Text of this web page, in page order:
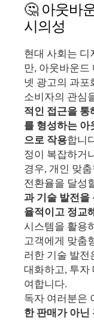
🤔 아웃바
시의성
현대 사회는 디
만, 아웃바운드
넷 광고의 과포
소비자의 관심
적인 접근을 통
를 형성하는 아
으로 작용합니
정이 복잡하거
경우, 개인 맞
전환율을 달성
과 기술 발전을
율적이고 정교
시스템을 활용
고객에게 맞춤
러한 기술 발전
대화하고, 투자
여합니다.
독자 여러분은
한 판매가 아닌